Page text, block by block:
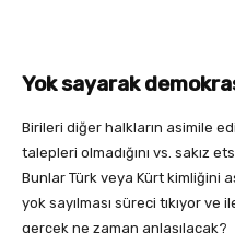
Yok sayarak
Birileri diğer halkların asimile
talepleri olmadığını vs. sakız
Bunlar Türk veya Kürt kimliğini
yok sayılması süreci tıkıyor ve
gerçek ne zaman anlaşılacak?